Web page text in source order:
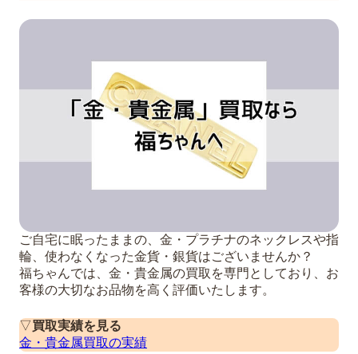
ご自宅に眠ったままの、金・プラチナのネックレスや指
輪、使わなくなった金貨・銀貨はございませんか？
福ちゃんでは、金・貴金属の買取を専門としており、お
客様の大切なお品物を高く評価いたします。
▽買取実績を見る
金・貴金属買取の実績